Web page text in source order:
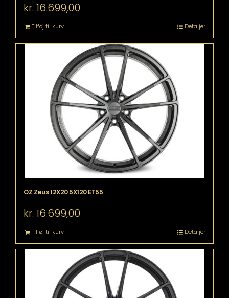
kr. 16.699,00
Tilføj til kurv Detaljer
OZ Zeus 12X20 5X120 ET55
kr. 16.699,00
Tilføj til kurv Detaljer